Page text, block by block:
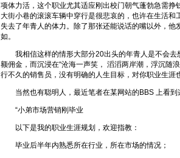
项体力活，这个职业尤其适应刚出校门朝气蓬勃急需
大街小巷的滚滚车辆中穿行是很悲哀的，也许在生活
失去了年青人的体力。除了那张还能说话的嘴以外，
如。
我相信这样的情形大部分20出头的年青人是不会去
额佣金，而沉浸在“沧海一声笑， 滔滔两岸潮，浮沉随
行不久的销售员，没有明确的人生目标，对你职业生
当然也有聪明人，最近笔者在某网站的BBS 上看
“小弟市场营销刚毕业
以下是我的职业生涯规划，欢迎指教：
毕业后半年内熟悉所在行业，所在市场的情况；